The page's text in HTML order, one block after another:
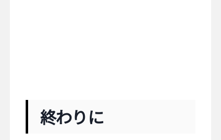
終わりに